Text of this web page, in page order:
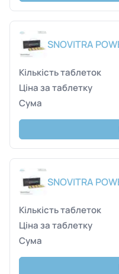
SNOVITRA
SNOVITRA